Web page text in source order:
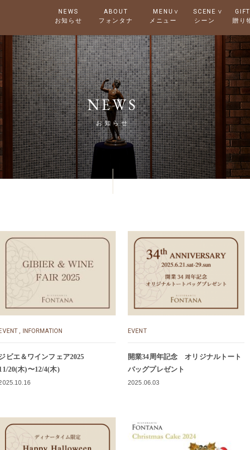
NEWS ABOUT MENU SCENE GIFT
NEWS
, INFORMATION
ビエ＆ワインフェア2025
20(木)〜12/4(木)
EVENT
開業34周年記念 オリジナルトート
バッグプレゼント
2025.06.03